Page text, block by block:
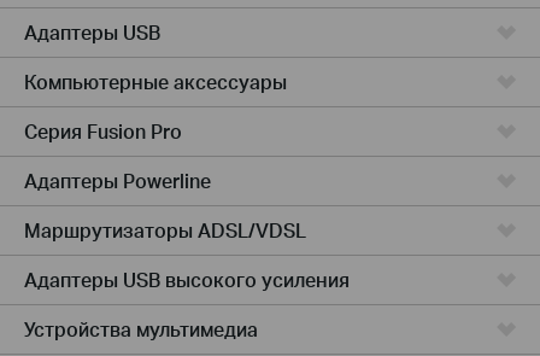
Адаптеры USB
Компьютерные аксессуары
Серия Fusion Pro
Адаптеры Powerline
Маршрутизаторы ADSL/VDSL
Адаптеры USB высокого усиления
Устройства мультимедиа